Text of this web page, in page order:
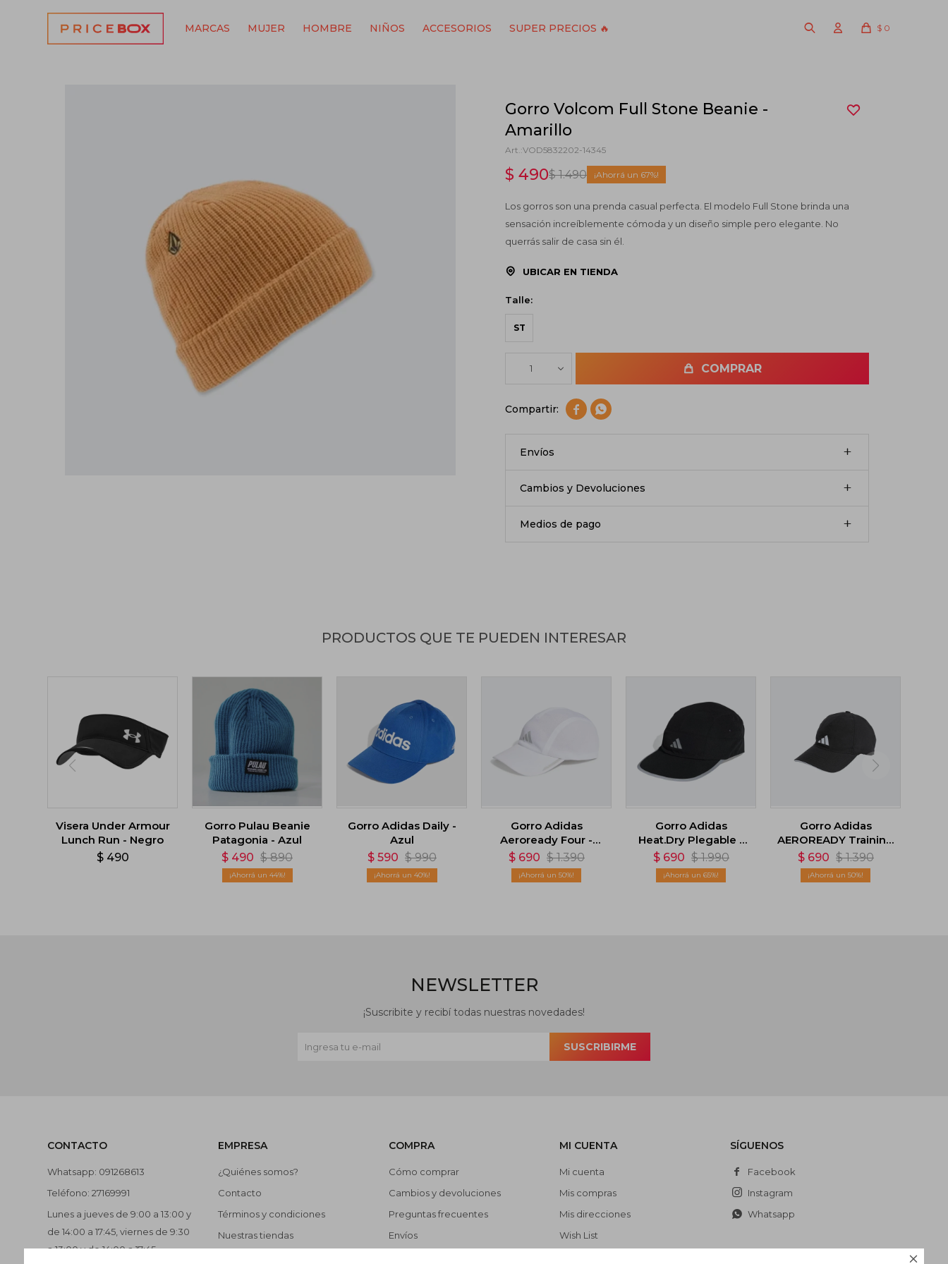

MARCAS MUJER HOMBRE NIÑOS ACCESORIOS SUPER PRECIOS 🔥 $ 0
Gorro Volcom Full Stone Beanie -
Amarillo
VOD5832202-14345
$ 490$ 1.490 67
Los gorros son una prenda casual perfecta. El modelo Full Stone brinda una
sensación increíblemente cómoda y un diseño simple pero elegante. No
querrás salir de casa sin él.
UBICAR EN TIENDA
Talle:
ST
1 COMPRAR
 
Envíos
Cambios y Devoluciones
Medios de pago
PRODUCTOS QUE TE PUEDEN INTERESAR
Visera Under Armour
Lunch Run - Negro
$ 490
Gorro Pulau Beanie
Patagonia - Azul
$ 490 $ 890
44
Gorro Adidas Daily -
Azul
$ 590 $ 990
40
Gorro Adidas
Aeroready Four -
Panel Mesh - Blanco
$ 690 $ 1.390
50
Gorro Adidas
Heat.Dry Plegable -
Negro
$ 690 $ 1.990
65
Gorro Adidas
AEROREADY Training
Running Baseball -
Negro
$ 690 $ 1.390
50
CONTACTO
Whatsapp: 091268613
Teléfono: 27169991
Lunes a jueves de 9:00 a 13:00 y
de 14:00 a 17:45, viernes de 9:30
a 13:00 y de 14:00 a 17:45.
EMPRESA
¿Quiénes somos?
Contacto
Términos y condiciones
Nuestras tiendas
COMPRA
Cómo comprar
Cambios y devoluciones
Preguntas frecuentes
Envíos
MI CUENTA
Mi cuenta
Mis compras
Mis direcciones
Wish List
SÍGUENOS
Facebook
Instagram
Whatsapp
NEWSLETTER
¡Suscribite y recibí todas nuestras novedades!
SUSCRIBIRME